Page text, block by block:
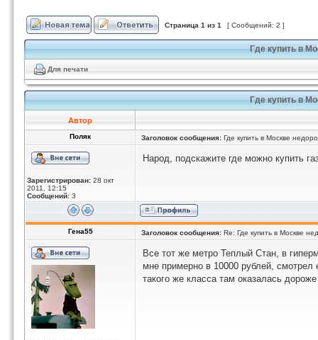
Страница 1 из 1 [ Сообщений: 2 ]
Где купить в
Для печати
Где купить в
Автор
Поляк Заголовок сообщения: Где купить в Москве
Зарегистрирован: 28 окт
2011, 12:15
Сообщений: 3
Народ, подскажите где можно купить
Гена55 Заголовок сообщения: Re: Где купить в Москве
Все тот же метро Теплый Стан, в
мне примерно в 10000 рублей,
такого же класса там оказалась